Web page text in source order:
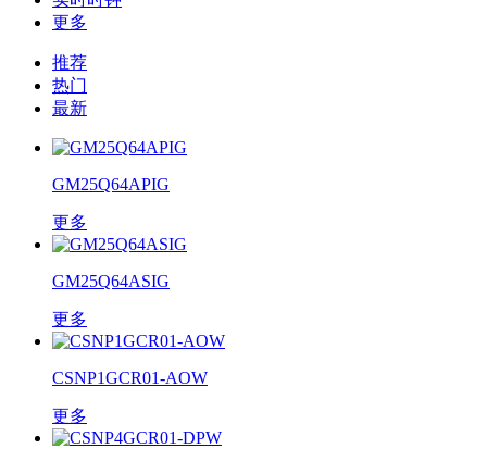
更多
推荐
热门
最新
GM25Q64APIG
更多
GM25Q64ASIG
更多
CSNP1GCR01-AOW
更多